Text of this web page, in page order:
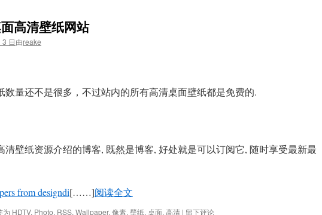
高清壁纸网站
日由reake
数量还不是很多，不过站内的所有高清桌面壁纸都是免费的.
清壁纸资源介绍的博客, 既然是博客, 好处就是可以订阅它, 随时享受最新最
from designdi[……]阅读全文
为 HDTV, Photo, RSS, Wallpaper, 像素, 壁纸, 桌面, 高清 | 留下评论